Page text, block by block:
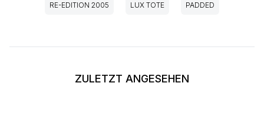
RE-EDITION 2005 LUX TOTE PADDED
ZULETZT ANGESEHEN